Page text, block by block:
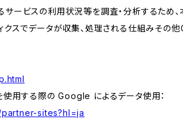
るサービスの利用状況等を調査・分析する
クスでデータが収集、処理される仕組みその
用する際の Google によるデータ使用：
sites?hl=ja